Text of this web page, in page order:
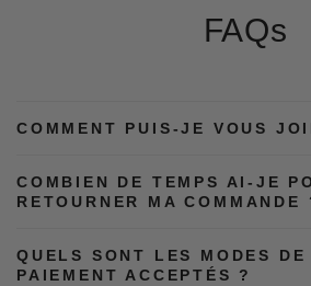
FAQs
COMMENT PUIS-JE VOUS
COMBIEN DE TEMPS AI-JE
RETOURNER MA COMMANDE
QUELS SONT LES MODES DE
PAIEMENT ACCEPTÉS ?